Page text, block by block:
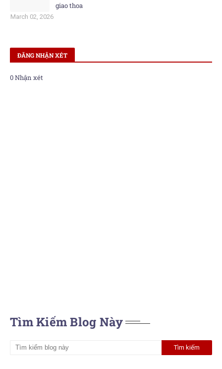
giao thoa
March 02, 2026
ĐĂNG NHẬN XÉT
0 Nhận xét
Tìm Kiếm Blog Này